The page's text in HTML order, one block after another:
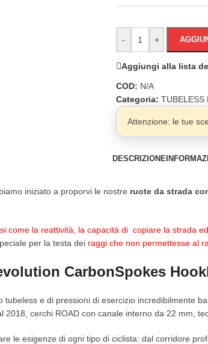
- +
Aggiungi alla lista
COD: N/A
Categoria: TUBELESS
Attenzione: le tue
DESCRIZIONE
iniziato a proporvi le nostre ruote da strada
come la reattività, la capacità di copiare la strada
per la testa dei raggi che non permettesse al
CarbonSpokes
e di pressioni di esercizio incredibilmente
2018, cerchi ROAD con canale interno da 22 mm,
le esigenze di ogni tipo di ciclista: dal corridore